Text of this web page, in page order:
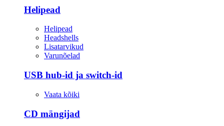
Helipead
Helipead
Headshells
Lisatarvikud
Varunõelad
USB hub-id ja switch-id
Vaata kõiki
CD mängijad